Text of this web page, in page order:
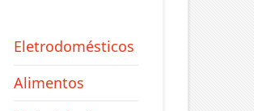
Eletrodomésticos
Alimentos